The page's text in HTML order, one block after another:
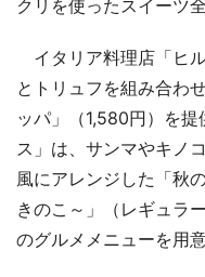
クリを使ったスイーツ
イタリア料理店「ヒ
とトリュフを組み合わ
ッパ」（1,580円）を
ス」は、サンマやキノ
風にアレンジした「秋
きのこ～」（レギュラ
のグルメメニューを用意